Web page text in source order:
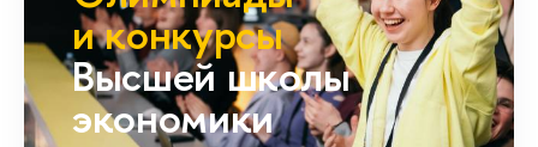
и конкурсы
Высшей школы
экономики